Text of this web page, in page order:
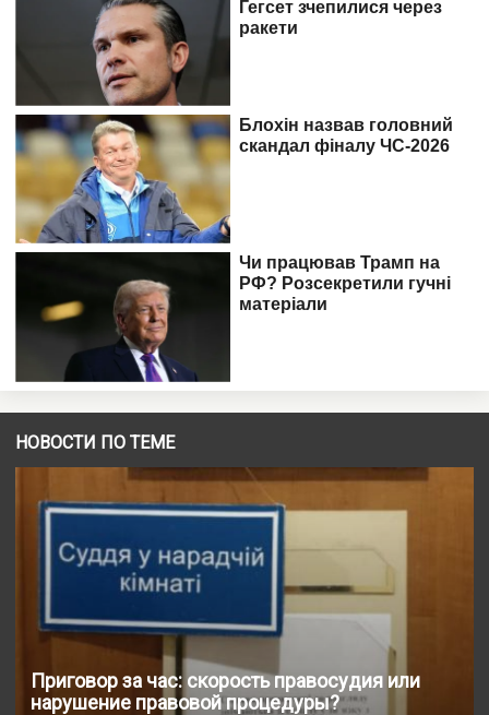
НОВОСТИ ПО ТЕМЕ
Приговор за час: скорость правосудия или
нарушение правовой процедуры?